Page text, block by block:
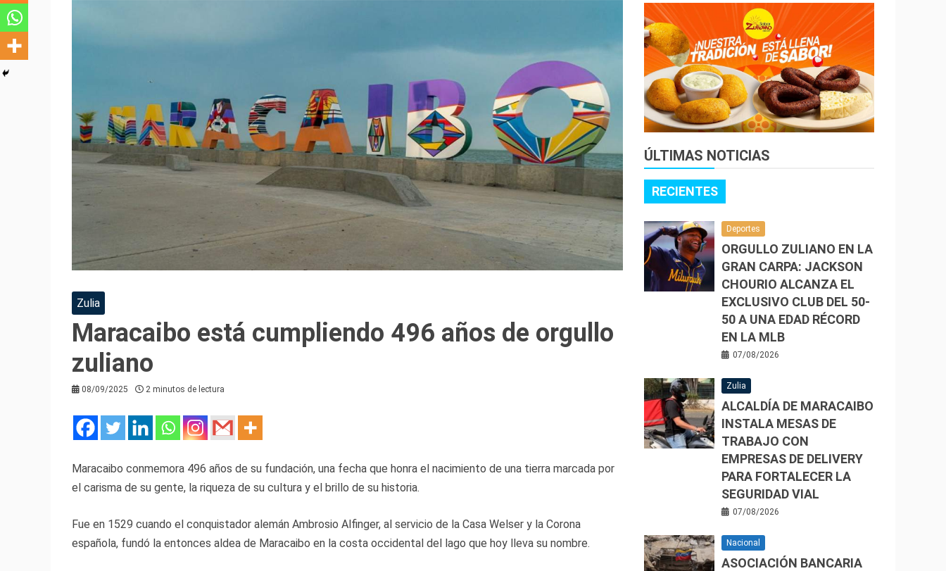
Zulia
Maracaibo está cumpliendo 496 años de orgullo
zuliano
08/09/2025 2 minutos de lectura
Maracaibo conmemora 496 años de su fundación, una fecha que honra el nacimiento de una tierra marcada por
el carisma de su gente, la riqueza de su cultura y el brillo de su historia.
Fue en 1529 cuando el conquistador alemán Ambrosio Alfinger, al servicio de la Casa Welser y la Corona
española, fundó la entonces aldea de Maracaibo en la costa occidental del lago que hoy lleva su nombre.
ÚLTIMAS NOTICIAS
RECIENTES
Deportes
ORGULLO ZULIANO EN LA
GRAN CARPA: JACKSON
CHOURIO ALCANZA EL
EXCLUSIVO CLUB DEL 50-
50 A UNA EDAD RÉCORD
EN LA MLB
07/08/2026
Zulia
ALCALDÍA DE MARACAIBO
INSTALA MESAS DE
TRABAJO CON
EMPRESAS DE DELIVERY
PARA FORTALECER LA
SEGURIDAD VIAL
07/08/2026
Nacional
ASOCIACIÓN BANCARIA